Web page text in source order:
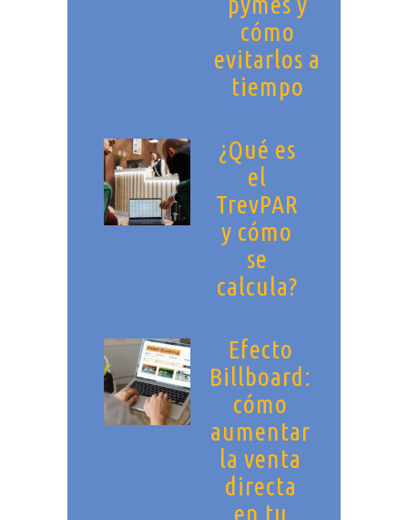
cómo
evitarlos a
tiempo
¿Qué es
el
TrevPAR
y cómo
se
calcula?
Efecto
Billboard:
cómo
aumentar
la venta
directa
en tu